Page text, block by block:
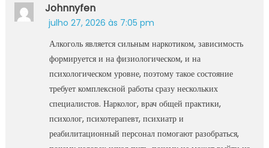
Johnnyfen
julho 27, 2026 às 7:05 pm
Алкоголь является сильным наркотиком, зависимость
формируется и на физиологическом, и на
психологическом уровне, поэтому такое состояние
требует комплексной работы сразу нескольких
специалистов. Нарколог, врач общей практики,
психолог, психотерапевт, психиатр и
реабилитационный персонал помогают разобраться,